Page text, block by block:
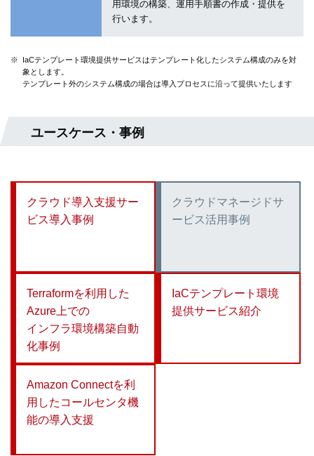
用環境の構築、運用手順書の作成・提供を
行います。
※
IaCテンプレート環境提供サービスはテンプレート化したシステム構成のみを対
象とします。
テンプレート外のシステム構成の場合は導入プロセスに沿って提供いたします
ユースケース・事例
クラウド導入支援サー
ビス導入事例
クラウドマネージドサ
ービス活用事例
Terraformを利用した
Azure上での
インフラ環境構築自動
化事例
IaCテンプレート環境
提供サービス紹介
Amazon Connectを利
用したコールセンタ機
能の導入支援